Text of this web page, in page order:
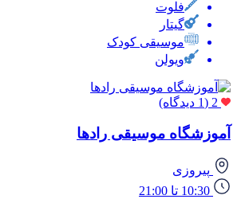
فلوت
گیتار
موسیقی کودک
ویولن
2 (1 دیدگاه)
آموزشگاه موسیقی رادها
پیروزی
10:30 تا 21:00